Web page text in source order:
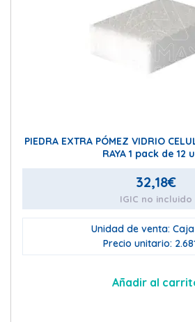
PIEDRA EXTRA PÓMEZ VIDRIO
RAYA 1 pack de
32,18€
IGIC no incluido
Unidad de venta: Caja
Precio unitario:
Añadir al